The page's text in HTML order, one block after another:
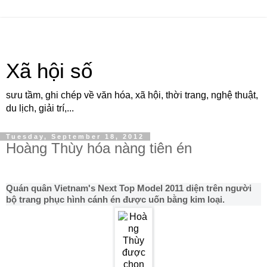
Xã hội số
sưu tầm, ghi chép về văn hóa, xã hội, thời trang, nghệ thuật,
du lịch, giải trí,...
Tuesday, September 18, 2012
Hoàng Thùy hóa nàng tiên én
Quán quân Vietnam's Next Top Model 2011 diện trên người
bộ trang phục hình cánh én được uốn bằng kim loại.